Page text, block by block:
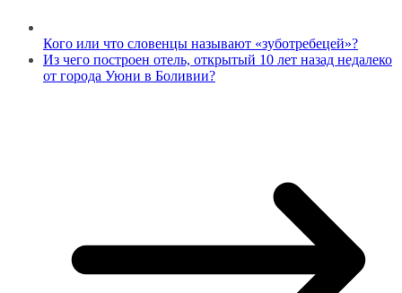
Кого или что словенцы называют «зуботребецей»?
Из чего построен отель, открытый 10 лет назад недалеко
от города Уюни в Боливии?